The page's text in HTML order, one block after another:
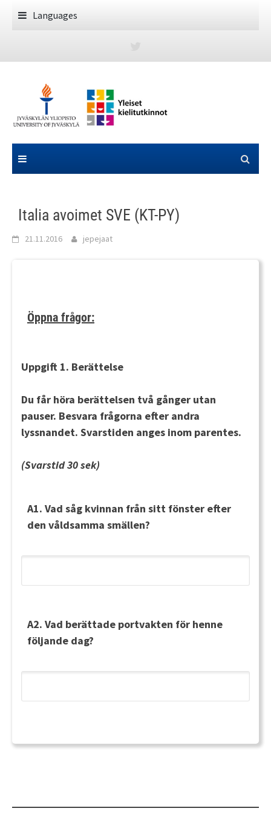
Languages
Italia avoimet SVE (KT-PY)
21.11.2016 jepejaat
Öppna frågor:
Uppgift 1. Berättelse
Du får höra berättelsen två gånger utan
pauser. Besvara frågorna efter andra
lyssnandet. Svarstiden anges inom parentes.
(Svarstid 30 sek)
A1. Vad såg kvinnan från sitt fönster efter
den våldsamma smällen?
A2. Vad berättade portvakten för henne
följande dag?